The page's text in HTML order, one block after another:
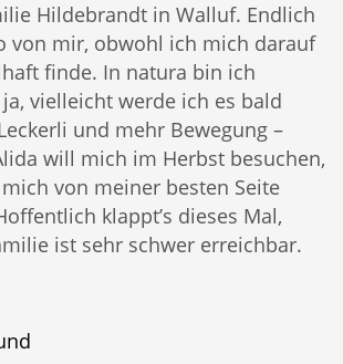
Hildebrandt in Walluf. Endlich
von mir, obwohl ich mich darauf
finde. In natura bin ich
vielleicht werde ich es bald
und mehr Bewegung –
will mich im Herbst besuchen,
von meiner besten Seite
klappt’s dieses Mal,
ist sehr schwer erreichbar.